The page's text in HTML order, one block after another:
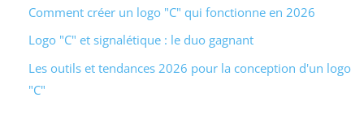
Comment créer un logo "C" qui fonctionne en 2026
Logo "C" et signalétique : le duo gagnant
Les outils et tendances 2026 pour la conception d'un logo
"C"